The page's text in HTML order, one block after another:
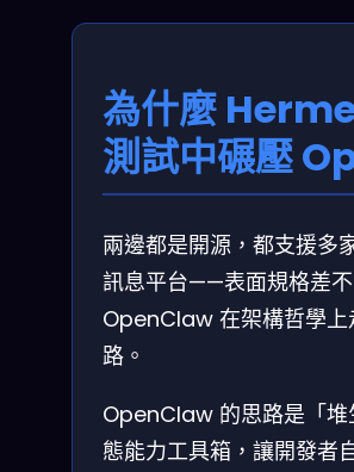
為什麼
測試中碾壓
兩邊都是開源，都支援多
訊息平台——表面規格差
OpenClaw 在架構哲學上
路。
OpenClaw 的思路是「堆
態能力工具箱，讓開發者